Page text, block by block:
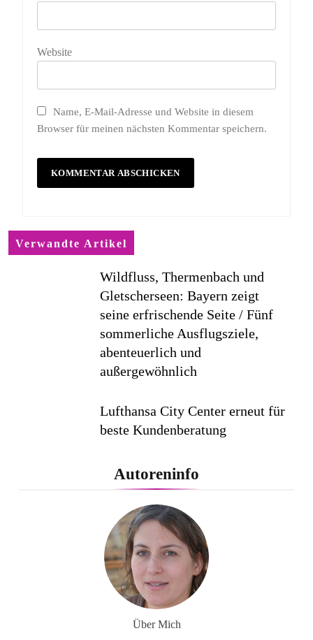
Website
Name, E-Mail-Adresse und Website in diesem
Browser für meinen nächsten Kommentar speichern.
Verwandte Artikel
Wildfluss, Thermenbach und
Gletscherseen: Bayern zeigt
seine erfrischende Seite / Fünf
sommerliche Ausflugsziele,
abenteuerlich und
außergewöhnlich
Lufthansa City Center erneut für
beste Kundenberatung
Studie sieht LCC zum siebten
Mal in Folge vorn
Cool down am Hintertuxer
Gletscher
Ägypten erleben mit Builder
Travel: sicher, persönlich und gut
begleitet
Autoreninfo
Über Mich